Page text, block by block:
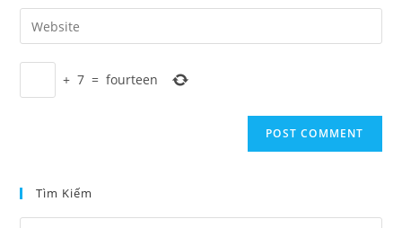
comment
email
address
comment
Enter
your
website
+ 7 = fourteen
Tìm Kiếm